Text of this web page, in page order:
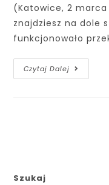
(Katowice, 2
znajdziesz na dole
funkcjonowało
Czytaj Dalej
Szukaj